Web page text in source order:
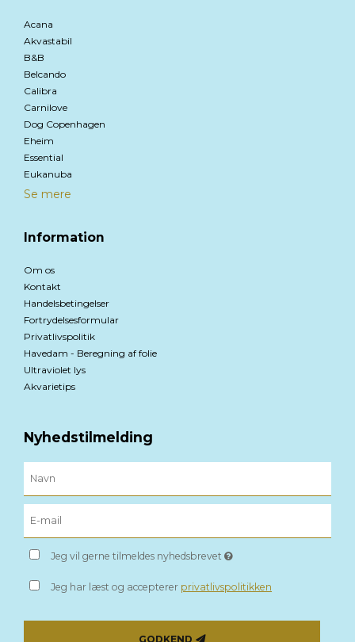
Acana
Akvastabil
B&B
Belcando
Calibra
Carnilove
Dog Copenhagen
Eheim
Essential
Eukanuba
Se mere
Information
Om os
Kontakt
Handelsbetingelser
Fortrydelsesformular
Privatlivspolitik
Havedam - Beregning af folie
Ultraviolet lys
Akvarietips
Nyhedstilmelding
Jeg vil gerne tilmeldes nyhedsbrevet
Jeg har læst og accepterer privatlivspolitikken
GODKEND